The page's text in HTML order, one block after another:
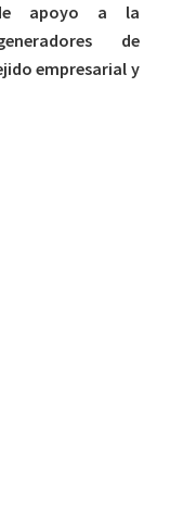
apoyo a la
de
empresarial y